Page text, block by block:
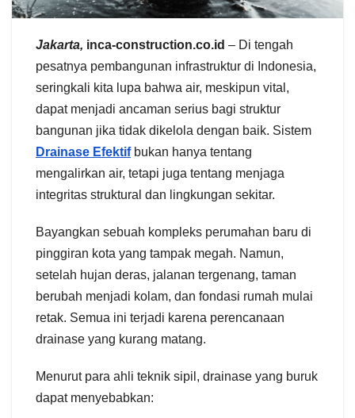
Jakarta, inca-construction.co.id – Di tengah
pesatnya pembangunan infrastruktur di Indonesia,
seringkali kita lupa bahwa air, meskipun vital,
dapat menjadi ancaman serius bagi struktur
bangunan jika tidak dikelola dengan baik. Sistem
Drainase Efektifbukan hanya tentang
mengalirkan air, tetapi juga tentang menjaga
integritas struktural dan lingkungan sekitar.
Bayangkan sebuah kompleks perumahan baru di
pinggiran kota yang tampak megah. Namun,
setelah hujan deras, jalanan tergenang, taman
berubah menjadi kolam, dan fondasi rumah mulai
retak. Semua ini terjadi karena perencanaan
drainase yang kurang matang.
Menurut para ahli teknik sipil, drainase yang buruk
dapat menyebabkan: